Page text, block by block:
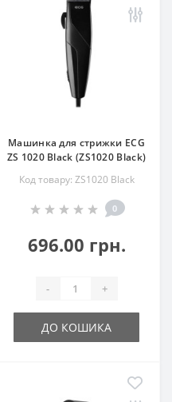
Машинка для стрижки ECG
ZS 1020 Black (ZS1020 Black)
Код товару: ZS1020 Black
0
696.00 грн.
- +
ДО КОШИКА